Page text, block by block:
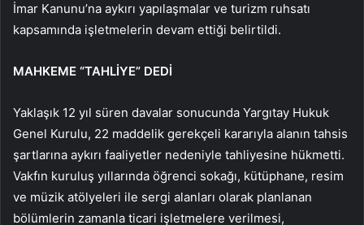
İmar Kanunu’na aykırı yapılaşmalar ve turizm ruhsatı
kapsamında işletmelerin devam ettiği belirtildi.
MAHKEME “TAHLİYE” DEDİ
Yaklaşık 12 yıl süren davalar sonucunda Yargıtay Hukuk
Genel Kurulu, 22 maddelik gerekçeli kararıyla alanın tahsis
şartlarına aykırı faaliyetler nedeniyle tahliyesine hükmetti.
Vakfın kuruluş yıllarında öğrenci sokağı, kütüphane, resim
ve müzik atölyeleri ile sergi alanları olarak planlanan
bölümlerin zamanla ticari işletmelere verilmesi,